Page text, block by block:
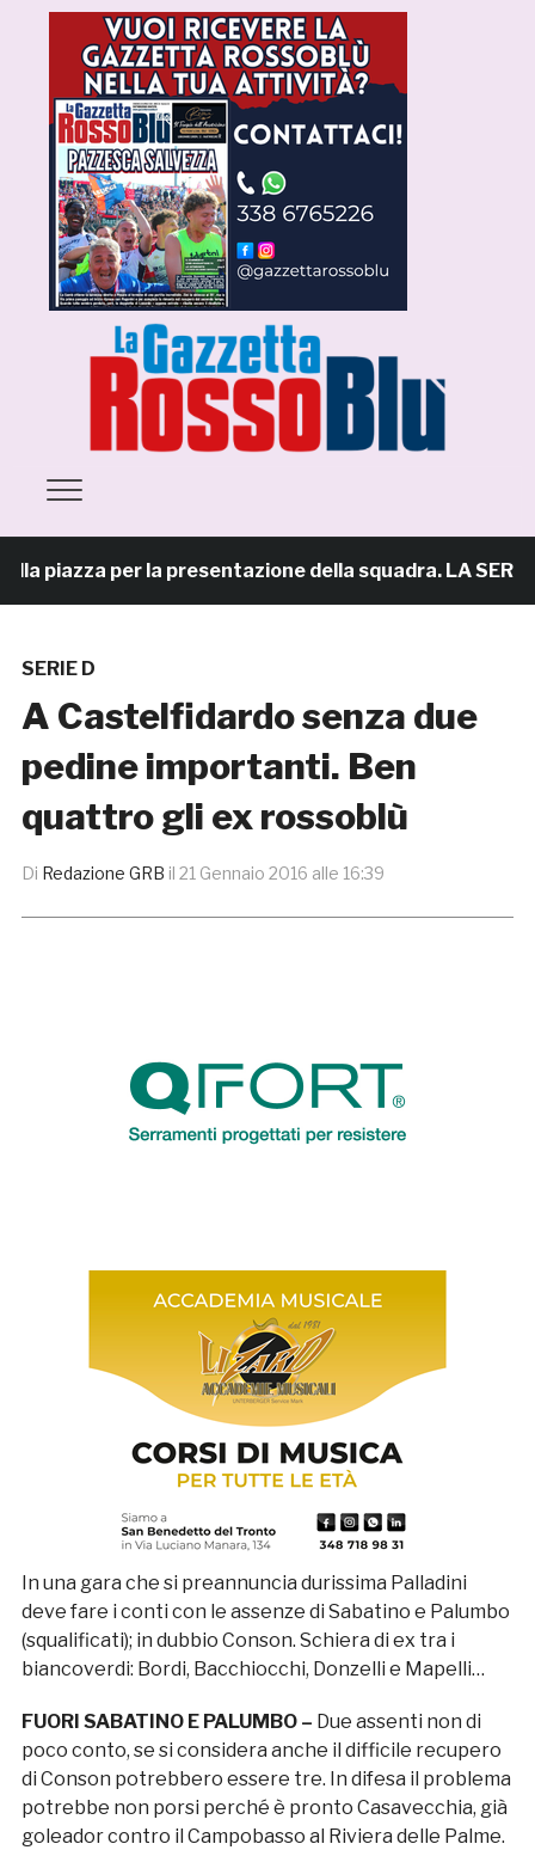
piazza per la presentazione della squadra. LA SERATA
SERIE D
A Castelfidardo senza due
pedine importanti. Ben
quattro gli ex rossoblù
Di Redazione GRB il 21 Gennaio 2016 alle 16:39
In una gara che si preannuncia durissima Palladini
deve fare i conti con le assenze di Sabatino e Palumbo
(squalificati); in dubbio Conson. Schiera di ex tra i
biancoverdi: Bordi, Bacchiocchi, Donzelli e Mapelli…
FUORI SABATINO E PALUMBO – Due assenti non di
poco conto, se si considera anche il difficile recupero
di Conson potrebbero essere tre. In difesa il problema
potrebbe non porsi perché è pronto Casavecchia, già
goleador contro il Campobasso al Riviera delle Palme.